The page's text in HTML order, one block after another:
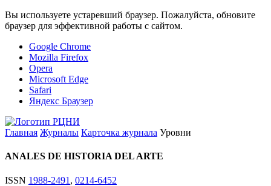
Вы используете устаревший браузер. Пожалуйста, обновите
браузер для эффективной работы с сайтом.
Google Chrome
Mozilla Firefox
Opera
Microsoft Edge
Safari
Яндекс Браузер
Главная Журналы Карточка журнала Уровни
ANALES DE HISTORIA DEL ARTE
ISSN 1988-2491 , 0214-6452